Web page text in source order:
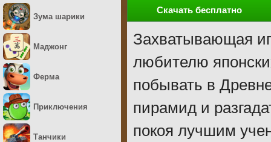
Скачать бесплатно
Захватывающая
любителю
побывать в
пирамид и
покоя лучшим
Зума шарики
Маджонг
Ферма
Приключения
Танчики